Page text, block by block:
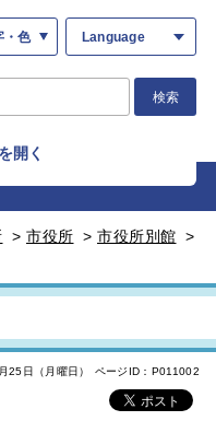
・色 Language
検索
開く
> 市役所 > 市役所別館 >
25日（月曜日） ページID：P011002